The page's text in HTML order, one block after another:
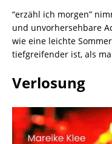
“erzähl ich morgen”
und unvorhersehbare
wie eine leichte
tiefgreifender ist, als
Verlosung